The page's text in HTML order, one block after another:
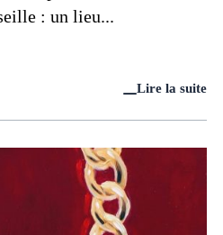
: un lieu...
Lire la suite